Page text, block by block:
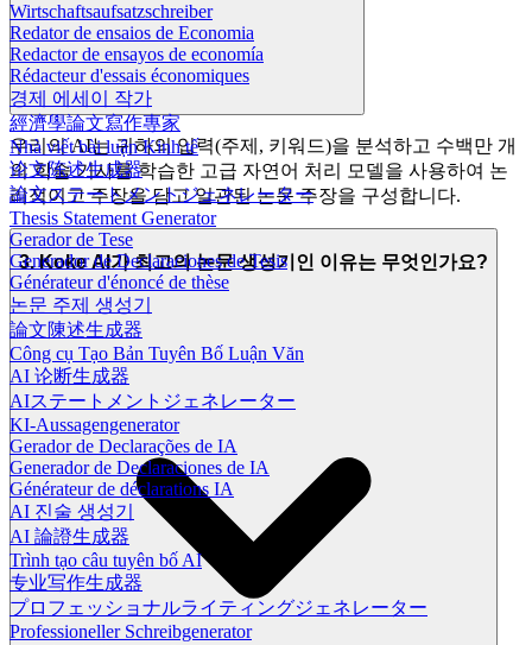
Wirtschaftsaufsatzschreiber
Redator de ensaios de Economia
Redactor de ensayos de economía
Rédacteur d'essais économiques
경제 에세이 작가
經濟學論文寫作專家
Nhà viết bài luận Kinh tế
论文陈述生成器
論文ステートメントジェネレーター
Thesis Statement Generator
Gerador de Tese
Generador de Declaraciones de Tesis
Générateur d'énoncé de thèse
논문 주제 생성기
論文陳述生成器
Công cụ Tạo Bản Tuyên Bố Luận Văn
AI 论断生成器
AIステートメントジェネレーター
KI-Aussagengenerator
Gerador de Declarações de IA
Generador de Declaraciones de IA
Générateur de déclarations IA
AI 진술 생성기
AI 論證生成器
Trình tạo câu tuyên bố AI
专业写作生成器
プロフェッショナルライティングジェネレーター
Professioneller Schreibgenerator
우리의 AI는 귀하의 입력(주제, 키워드)을 분석하고 수백만 개
의 학술 기사를 학습한 고급 자연어 처리 모델을 사용하여 논
리적이고 주장을 담고 일관된 논문 주장을 구성합니다.
3. Koke AI가 최고의 논문 생성기인 이유는 무엇인가요?